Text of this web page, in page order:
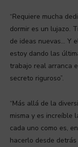
“Requiere mucha
dormir es un lujazo.
de ideas nuevas… Y
estoy dando las
trabajo real arranca
secreto riguroso”.
“Más allá de la
misma y es increíble
cada uno como es,
hacerlo desde